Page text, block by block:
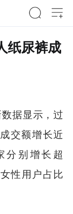
纸尿裤成
据显示，过
交额增长近
分别增长超
性用户占比